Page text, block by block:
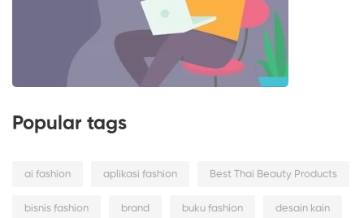
Popular tags
ai fashion aplikasi fashion Best Thai Beauty Products
bisnis fashion brand buku fashion desain kain